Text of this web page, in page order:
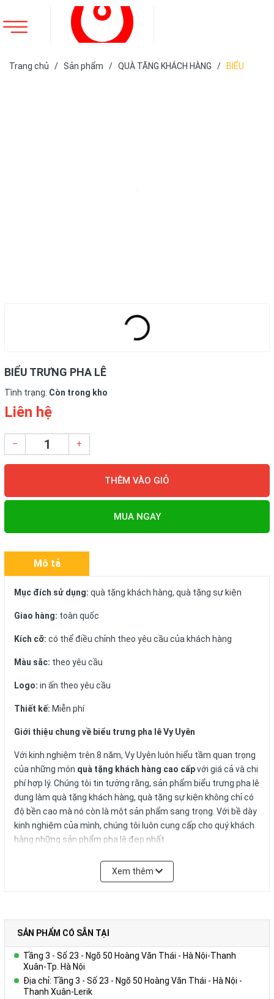
Trang chủ / Sản phẩm / QUÀ TẶNG KHÁCH HÀNG /
BIỂU
BIỂU TRƯNG PHA LÊ
Tình trạng: Còn trong kho
Liên hệ
– +
THÊM VÀO GIỎ
MUA NGAY
Mô tả
Mục đích sử dụng: quà tặng khách hàng, quà tặng sự kiện
Giao hàng: toàn quốc
Kích cỡ: có thể điều chỉnh theo yêu cầu của khách hàng
Màu sắc: theo yêu cầu
Logo: in ấn theo yêu cầu
Thiết kế: Miễn phí
Giới thiệu chung về biểu trưng pha lê Vy Uyên
Với kinh nghiệm trên 8 năm, Vy Uyên luôn hiểu tầm quan trọng
của những món quà tặng khách hàng cao cấpvới giá cả và chi
phí hợp lý. Chúng tôi tin tưởng rằng, sản phẩm biểu trưng pha lê
dung làm quà tặng khách hàng, quà tặng sự kiện không chỉ có
độ bền cao mà nó còn là một sản phẩm sang trọng. Với bề dày
kinh nghiệm của mình, chúng tôi luôn cung cấp cho quý khách
hàng những sản phẩm pha lê đẹp nhất.
Sản phẩm không chỉ làm tăng giá trị thương hiệu của quý
khách mà nó còn mang lại giá trị tinh thần cho nhân viên, nhóm
hảo nhất.
nhiều sản phẩm hơn nữa phù hợp với yêu cầu và ngân sách
của quý khách hàng.
Xem thêm
SẢN PHẨM CÓ SẴN TẠI
Tầng 3 - Số 23 - Ngõ 50 Hoàng Văn Thái - Hà Nội-Thanh
Xuân-Tp. Hà Nội
Địa chỉ: Tầng 3 - Số 23 - Ngõ 50 Hoàng Văn Thái - Hà Nội -
Thanh Xuân-Lerik